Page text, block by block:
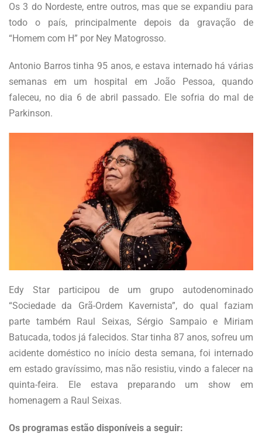
Os 3 do Nordeste, entre outros, mas que se expandiu para
todo o país, principalmente depois da gravação de
“Homem com H” por Ney Matogrosso.
Antonio Barros tinha 95 anos, e estava internado há várias
semanas em um hospital em João Pessoa, quando
faleceu, no dia 6 de abril passado. Ele sofria do mal de
Parkinson.
Edy Star participou de um grupo autodenominado
“Sociedade da Grã-Ordem Kavernista”, do qual faziam
parte também Raul Seixas, Sérgio Sampaio e Miriam
Batucada, todos já falecidos. Star tinha 87 anos, sofreu um
acidente doméstico no início desta semana, foi internado
em estado gravíssimo, mas não resistiu, vindo a falecer na
quinta-feira. Ele estava preparando um show em
homenagem a Raul Seixas.
Os programas estão disponíveis a seguir: